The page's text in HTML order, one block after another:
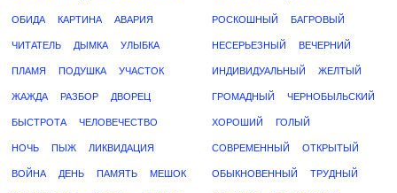
ОБИДА КАРТИНА АВАРИЯ
ЧИТАТЕЛЬ ДЫМКА УЛЫБКА
ПЛАМЯ ПОДУШКА УЧАСТОК
ЖАЖДА РАЗБОР ДВОРЕЦ
БЫСТРОТА ЧЕЛОВЕЧЕСТВО
НОЧЬ ПЫЖ ЛИКВИДАЦИЯ
ВОЙНА ДЕНЬ ПАМЯТЬ МЕШОК
РОСКОШНЫЙ БАГРОВЫЙ
НЕСЕРЬЕЗНЫЙ ВЕЧЕРНИЙ
ИНДИВИДУАЛЬНЫЙ ЖЕЛТЫЙ
ГРОМАДНЫЙ ЧЕРНОБЫЛЬСКИЙ
ХОРОШИЙ ГОЛЫЙ
СОВРЕМЕННЫЙ ОТКРЫТЫЙ
ОБЫКНОВЕННЫЙ ТРУДНЫЙ